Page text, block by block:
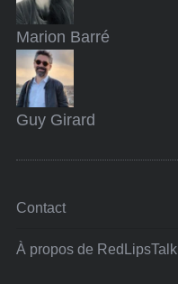
Marion Barré
Guy Girard
Contact
À propos de RedLipsTalk